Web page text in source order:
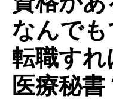
なんで
転職すれ
医療秘書